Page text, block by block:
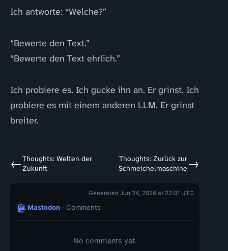
Ich antworte: “Welche?”
“Bewerte den Text.”
“Bewerte den Text ehrlich.”
Ich probiere es. Ich gucke ihn an. Er grinst. Ich
probiere es mit einem anderen LLM. Er grinst
breiter.
←Thoughts: Welten der
Zukunft
Thoughts: Zurück zur
Schmeichelmaschine →
Generated Jun 24, 2026 at 22:01 UTC
Mastodon · Comments
No comments yet.